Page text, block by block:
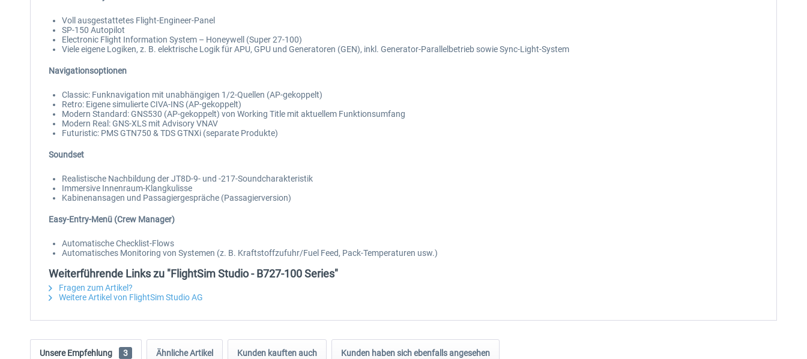
Voll ausgestattetes Flight-Engineer-Panel
SP-150 Autopilot
Electronic Flight Information System – Honeywell (Super 27-100)
Viele eigene Logiken, z. B. elektrische Logik für APU, GPU und Generatoren (GEN), inkl. Generator-Parallelbetrieb sowie Sync-Light-System
Navigationsoptionen
Classic: Funknavigation mit unabhängigen 1/2-Quellen (AP-gekoppelt)
Retro: Eigene simulierte CIVA-INS (AP-gekoppelt)
Modern Standard: GNS530 (AP-gekoppelt) von Working Title mit aktuellem Funktionsumfang
Modern Real: GNS-XLS mit Advisory VNAV
Futuristic: PMS GTN750 & TDS GTNXi (separate Produkte)
Soundset
Realistische Nachbildung der JT8D-9- und -217-Soundcharakteristik
Immersive Innenraum-Klangkulisse
Kabinenansagen und Passagiergespräche (Passagierversion)
Easy-Entry-Menü (Crew Manager)
Automatische Checklist-Flows
Automatisches Monitoring von Systemen (z. B. Kraftstoffzufuhr/Fuel Feed, Pack-Temperaturen usw.)
Weiterführende Links zu "FlightSim Studio - B727-100 Series"
Fragen zum Artikel?
Weitere Artikel von FlightSim Studio AG
Unsere Empfehlung 3 Ähnliche Artikel Kunden kauften auch Kunden haben sich ebenfalls angesehen